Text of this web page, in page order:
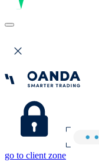
go to client zone